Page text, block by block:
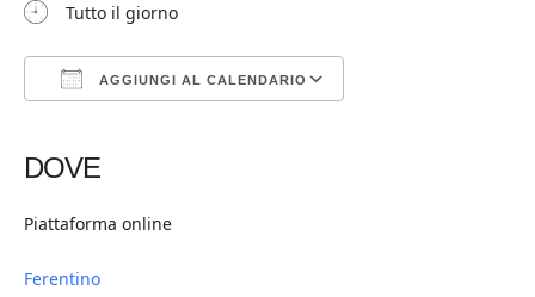
Tutto il giorno
AGGIUNGI AL CALENDARIO
DOVE
Piattaforma online
Ferentino